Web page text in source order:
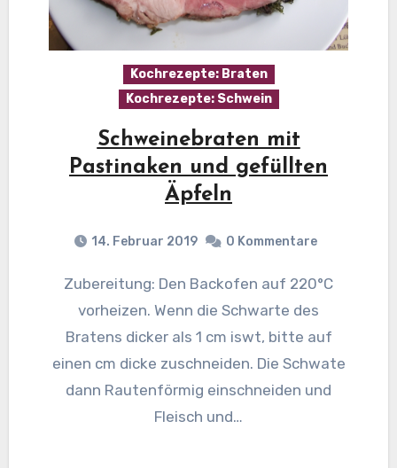
Kochrezepte: Braten
Kochrezepte: Schwein
Schweinebraten mit
Pastinaken und gefüllten
Äpfeln
14. Februar 2019 0 Kommentare
Zubereitung: Den Backofen auf 220°C
vorheizen. Wenn die Schwarte des
Bratens dicker als 1 cm iswt, bitte auf
einen cm dicke zuschneiden. Die Schwate
dann Rautenförmig einschneiden und
Fleisch und…